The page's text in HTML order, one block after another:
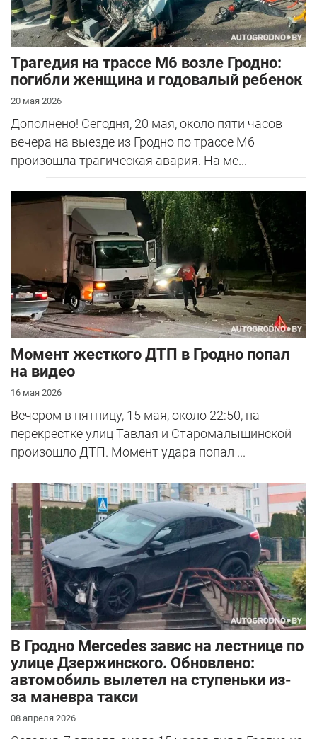
Трагедия на трассе М6 возле Гродно:
погибли женщина и годовалый ребенок
20 мая 2026
Дополнено! Сегодня, 20 мая, около пяти часов
вечера на выезде из Гродно по трассе М6
произошла трагическая авария. На ме...
Момент жесткого ДТП в Гродно попал
на видео
16 мая 2026
Вечером в пятницу, 15 мая, около 22:50, на
перекрестке улиц Тавлая и Старомалыщинской
произошло ДТП. Момент удара попал ...
В Гродно Mercedes завис на лестнице по
улице Дзержинского. Обновлено:
автомобиль вылетел на ступеньки из-
за маневра такси
08 апреля 2026